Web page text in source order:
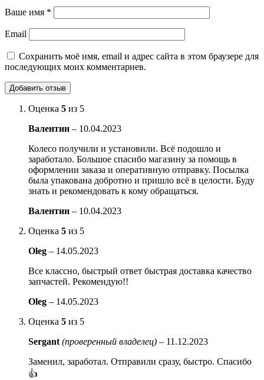
Ваше имя *
Email
Сохранить моё имя, email и адрес сайта в этом браузере для
последующих моих комментариев.
Оценка 5 из 5
Валентин – 10.04.2023
Колесо получили и установили. Всё подошло и
заработало. Большое спасибо магазину за помощь в
оформлении заказа и оперативную отправку. Посылка
была упакована добротно и пришло всё в целости. Буду
знать и рекомендовать к кому обращаться.
Валентин – 10.04.2023
Оценка 5 из 5
Oleg – 14.05.2023
Все классно, быстрый ответ быстрая доставка качество
запчастей. Рекомендую!!
Oleg – 14.05.2023
Оценка 5 из 5
Sergant (проверенный владелец) – 11.12.2023
Заменил, заработал. Отправили сразу, быстро. Спасибо
👍